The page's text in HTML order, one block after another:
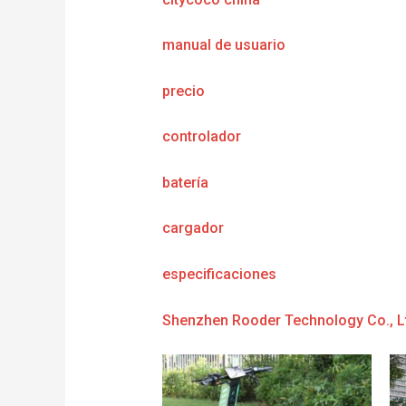
manual de usuario
precio
controlador
batería
cargador
especificaciones
Shenzhen Rooder Technology Co.,